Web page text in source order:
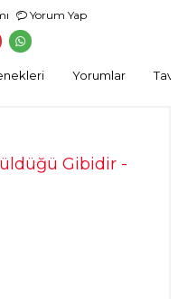
Yorum Yap
Yorumlar
Gibidir -